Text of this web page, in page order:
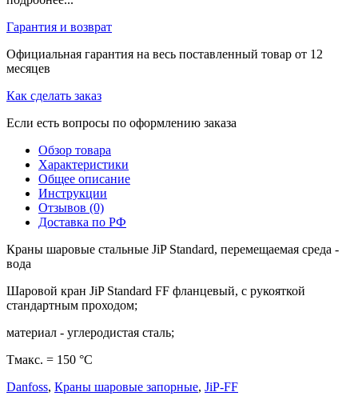
Гарантия и возврат
Официальная гарантия на весь поставленный товар от 12
месяцев
Как сделать заказ
Если есть вопросы по оформлению заказа
Обзор товара
Характеристики
Общее описание
Инструкции
Отзывов (0)
Доставка по РФ
Краны шаровые стальные JiP Standard, перемещаемая среда -
вода
Шаровой кран JiP Standard FF фланцевый, с рукояткой
стандартным проходом;
материал - углеродистая сталь;
Тмакс. = 150 °С
Danfoss, Краны шаровые запорные, JiP-FF